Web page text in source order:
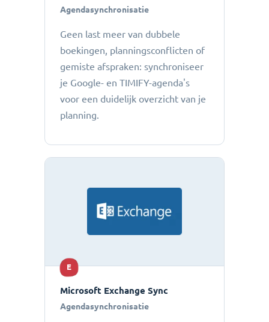
Agendasynchronisatie
Geen last meer van dubbele
boekingen, planningsconflicten of
gemiste afspraken: ​​synchroniseer
je Google- en TIMIFY-agenda's
voor een duidelijk overzicht van je
planning.
E
Microsoft Exchange Sync
Agendasynchronisatie